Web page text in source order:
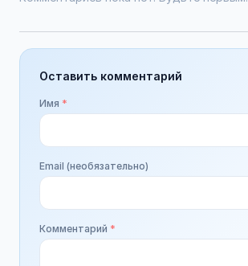
Оставить комментарий
Имя *
Email (необязательно)
Комментарий *